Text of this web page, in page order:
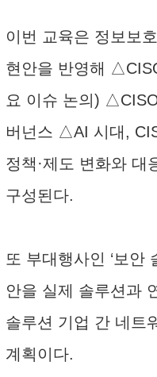
이번 교육은 정보보
현안을 반영해
요 이슈 논의)
버넌스 △AI 시대,
정책·제도 변화와 대
구성된다.
또 부대행사인 ‘보안
안을 실제 솔루션과
솔루션 기업 간 네트
계획이다.